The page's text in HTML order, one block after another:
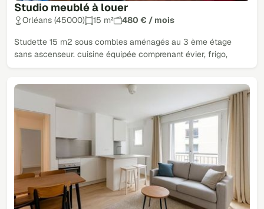
Studio meublé à louer
Orléans (45000) 15 m² 480 € / mois
Studette 15 m2 sous combles aménagés au 3 ème étage
sans ascenseur. cuisine équipée comprenant évier, frigo,